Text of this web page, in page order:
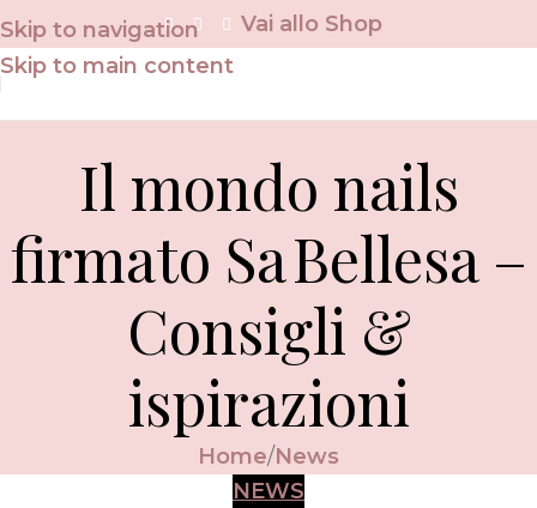
Skip to navigation
Skip to main content
Vai allo Shop
Il mondo nails
firmato Sa Bellesa –
Consigli &
ispirazioni
Home News
NEWS